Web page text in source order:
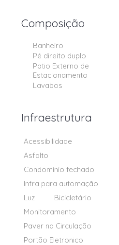
Composição
Banheiro
Pé direito duplo
Patio Externo de
Estacionamento
Lavabos
Infraestrutura
Acessibilidade
Asfalto
Condomínio fechado
Infra para automação
Luz
Bicicletário
Monitoramento
Paver na Circulação
Portão Eletronico